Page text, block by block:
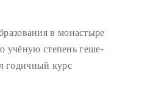
в монастыре
учёную степень геше-
годичный курс